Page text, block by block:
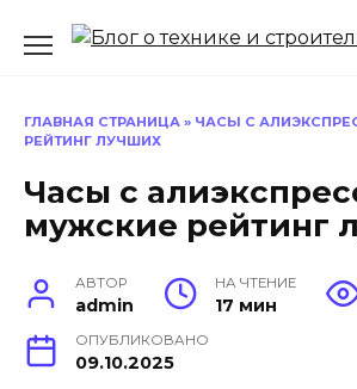
ГЛАВНАЯ СТРАНИЦА » ЧАСЫ С
РЕЙТИНГ ЛУЧШИХ
Часы с
мужские рейтинг
АВТОР
admin
НА ЧТЕНИЕ
17 мин
ОПУБЛИКОВАНО
09.10.2025